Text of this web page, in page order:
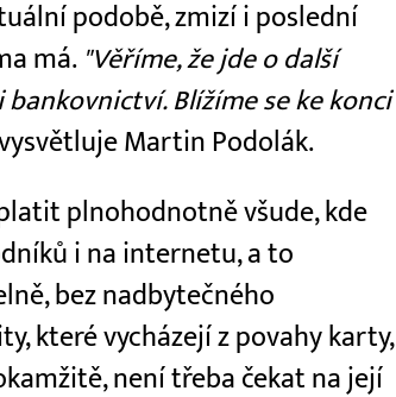
podobě, zmizí i poslední
má. "Věříme, že jde o další
Blížíme se ke konci
Martin Podolák.
plnohodnotně všude, kde
i na internetu, a to
bez nadbytečného
které vycházejí z povahy karty,
není třeba čekat na její